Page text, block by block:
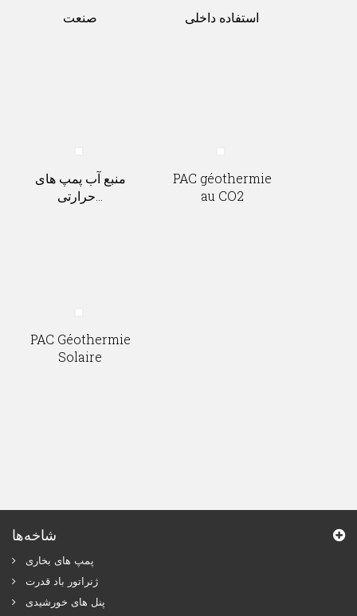
صنعت استفاده داخلی
منبع آب پمپ های
PAC géothermie
au CO2
PAC Géothermie
Solaire
شاخه‌ها
پمپ های بخاری
ژنراتور باد قدرت
پنل های خورشیدی